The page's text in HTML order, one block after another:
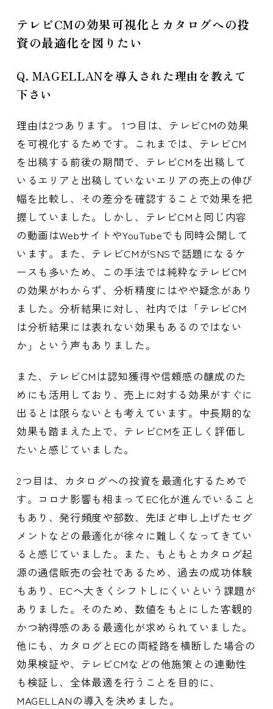
テレビCMの効果可視化とカタログへの投
資の最適化を図りたい
Q. MAGELLANを導入された理由を教えて
下さい
理由は2つあります。 1つ目は、テレビCMの効果
を可視化するためです。これまでは、テレビCM
を出稿する前後の期間で、テレビCMを出稿して
いるエリアと出稿していないエリアの売上の伸び
幅を比較し、その差分を確認することで効果を把
握していました。しかし、テレビCMと同じ内容
の動画はWebサイトやYouTubeでも同時公開して
います。また、テレビCMがSNSで話題になるケ
ースも多いため、この手法では純粋なテレビCM
の効果がわからず、分析精度にはやや疑念があり
ました。分析結果に対し、社内では「テレビCM
は分析結果には表れない効果もあるのではない
か」という声もありました。
また、テレビCMは認知獲得や信頼感の醸成のた
めにも活用しており、売上に対する効果がすぐに
出るとは限らないとも考えています。中長期的な
効果も踏まえた上で、テレビCMを正しく評価し
たいと感じていました。
2つ目は、カタログへの投資を最適化するためで
す。コロナ影響も相まってEC化が進んでいること
もあり、発行頻度や部数、先ほど申し上げたセグ
メントなどの最適化が徐々に難しくなってきてい
ると感じていました。また、もともとカタログ起
源の通信販売の会社であるため、過去の成功体験
もあり、ECへ大きくシフトしにくいという課題が
ありました。そのため、数値をもとにした客観的
かつ納得感のある最適化が求められていました。
他にも、カタログとECの両経路を横断した場合の
効果検証や、テレビCMなどの他施策との連動性
も検証し、全体最適を行うことを目的に、
MAGELLANの導入を決めました。